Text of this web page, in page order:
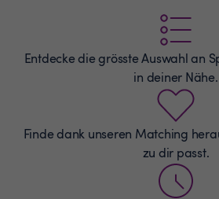
Entdecke die grösste Auswahl an
in deiner Nähe.
Finde dank unseren Matching
zu dir passt.